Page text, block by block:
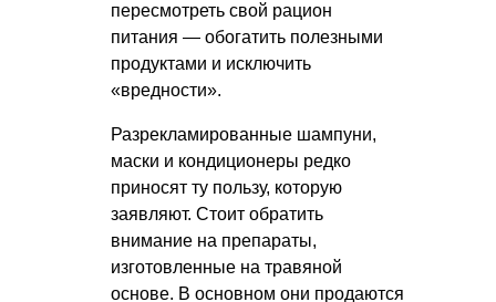
пересмотреть свой рацион
питания — обогатить полезными
продуктами и исключить
«вредности».
Разрекламированные шампуни,
маски и кондиционеры редко
приносят ту пользу, которую
заявляют. Стоит обратить
внимание на препараты,
изготовленные на травяной
основе. В основном они продаются